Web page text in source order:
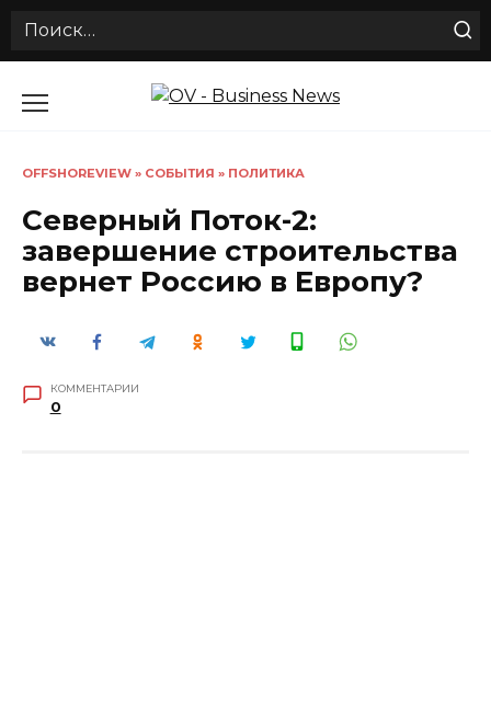
Search
OFFSHOREVIEW » СОБЫТИЯ » ПОЛИТИКА
Северный Поток-2:
завершение строительства
вернет Россию в Европу?
КОММЕНТАРИИ
0